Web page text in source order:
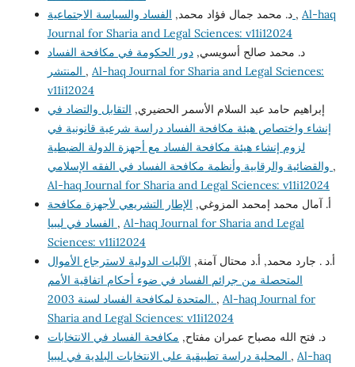
د. محمد جمال فؤاد محمد,الفساد والسياسة الاجتماعية , Al-haq
Journal for Sharia and Legal Sciences: v11i12024
د. محمد صالح أسويسي,دور الحكومة في مكافحة الفساد
, Al-haq Journal for Sharia and Legal Sciences:
v11i12024
إبراهيم حامد عبد السلام الأسمر الحضيري, التقابل والتضاد في
إنشاء واختصاص هيئة مكافحة الفساد دراسة شرعية قانونية في
لزوم إنشاء هيئة مكافحة الفساد مع أجهزة الدولة الضبطية
,
Al-haq Journal for Sharia and Legal Sciences: v11i12024
أ. آمال محمد إمحمد المزوغي, الإطار التشريعي لأجهزة مكافحة
, Al-haq Journal for Sharia and Legal
Sciences: v11i12024
أ.د . جارد محمد, أ.د محتال آمنة, الآليات الدولية لاسترجاع الأموال
المتحصلة من جرائم الفساد في ضوء أحكام اتفاقية الأمم
المتحدة لمكافحة الفساد لسنة 2003. , Al-haq Journal for
Sharia and Legal Sciences: v11i12024
د. فتح الله مصباح عمران مفتاح, مكافحة الفساد في الانتخابات
, Al-haq